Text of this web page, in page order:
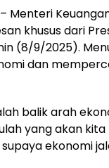
– Menteri
khusus dari
(8/9/2025).
dan
balik arah
yang akan
ekonomi